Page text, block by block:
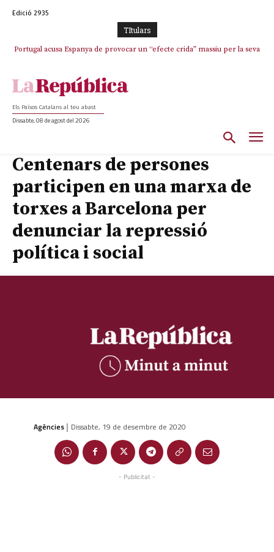
Edició 2935
TItulars
Portugal acusa Espanya de provocar un “efecte crida” massiu per la seva
Els Països Catalans al teu abast
Dissabte, 08 de agost del 2026
Centenars de persones
participen en una marxa de
torxes a Barcelona per
denunciar la repressió
política i social
Agències | Dissabte, 19 de desembre de 2020
- Publicitat -